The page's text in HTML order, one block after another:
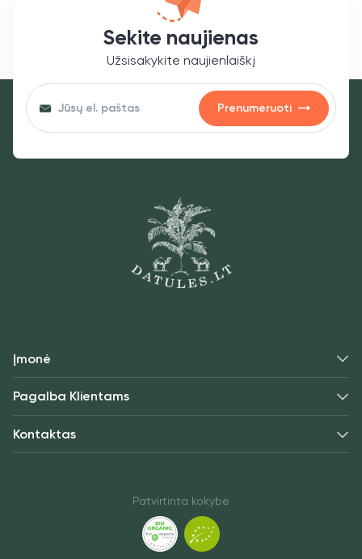
Sekite naujienas
Užsisakykite naujienlaiškį
Prenumeruoti
Įmonė
Pagalba Klientams
Kontaktas
Patvirtinta kokybė